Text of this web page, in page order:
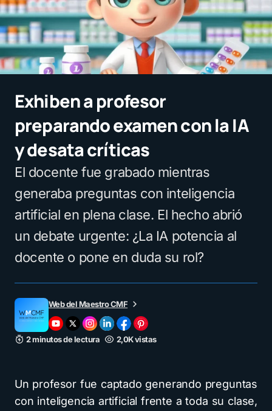
Exhiben a profesor
preparando examen con la IA
y desata críticas
El docente fue grabado mientras
generaba preguntas con inteligencia
artificial en plena clase. El hecho abrió
un debate urgente: ¿La IA potencia al
docente o pone en duda su rol?
Web del Maestro CMF
2 minutos de lectura 2,0K vistas
Un profesor fue captado generando preguntas
con inteligencia artificial frente a toda su clase,